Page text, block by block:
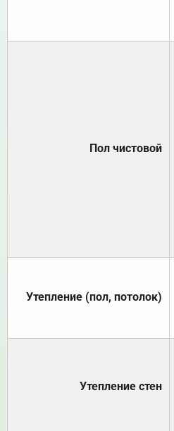
Пол чистовой
Утепление (пол, потолок)
Утепление стен